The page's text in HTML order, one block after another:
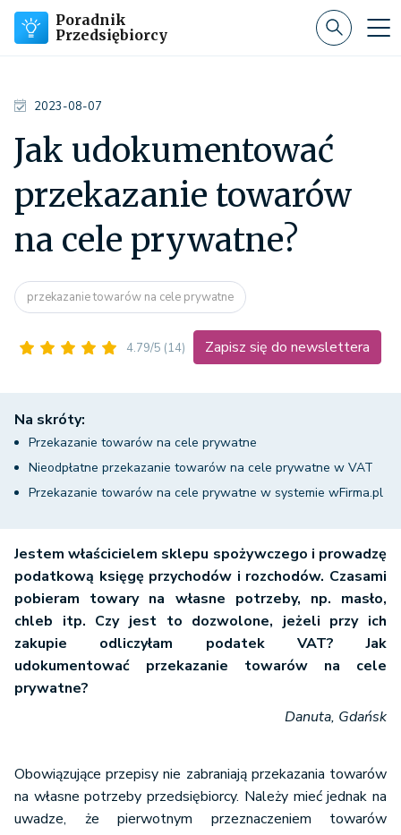
Poradnik
Przedsiębiorcy
2023-08-07
Jak udokumentować
przekazanie towarów
na cele prywatne?
przekazanie towarów na cele prywatne
4.79/5 (14) Zapisz się do newslettera
Na skróty:
Przekazanie towarów na cele prywatne
Nieodpłatne przekazanie towarów na cele prywatne w VAT
Przekazanie towarów na cele prywatne w systemie wFirma.pl
Jestem właścicielem sklepu spożywczego i prowadzę
podatkową księgę przychodów i rozchodów. Czasami
pobieram towary na własne potrzeby, np. masło,
chleb itp. Czy jest to dozwolone, jeżeli przy ich
zakupie odliczyłam podatek VAT? Jak
udokumentować przekazanie towarów na cele
prywatne?
Danuta, Gdańsk
Obowiązujące przepisy nie zabraniają przekazania towarów
na własne potrzeby przedsiębiorcy. Należy mieć jednak na
uwadze, że pierwotnym przeznaczeniem towarów